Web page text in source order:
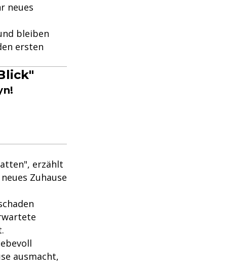
neues
bleiben
ersten
erzählt
Zuhause
ausmacht,